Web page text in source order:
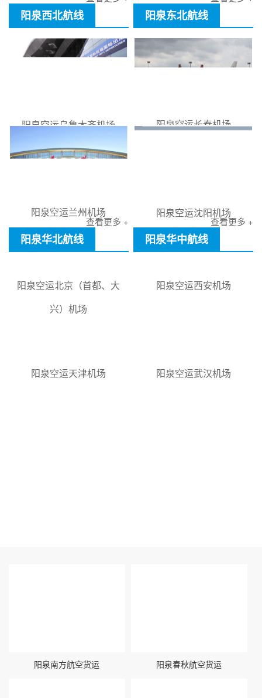
阳泉西北航线
阳泉空运乌鲁木齐机场
阳泉空运兰州机场
阳泉东北航线
阳泉空运长春机场
阳泉空运沈阳机场
查看更多 +
阳泉华北航线
兴）机场
阳泉空运天津机场
查看更多 +
阳泉华中航线
阳泉空运西安机场
阳泉空运武汉机场
阳泉南方航空货运 阳泉春秋航空货运